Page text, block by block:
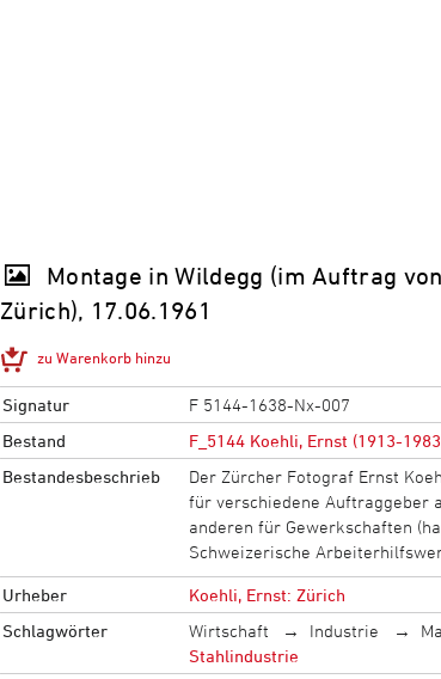
Montage in Wildegg (im Auftrag
Zürich), 17.06.1961
zu Warenkorb hinzu
Signatur
F 5144-1638-Nx-007
Bestand
F_5144 Koehli, Ernst (1913-
Bestandesbeschrieb
Der Zürcher Fotograf Ernst
für verschiedene Auftraggeber
anderen für Gewerkschaften
Schweizerische
Urheber
Koehli, Ernst: Zürich
Schlagwörter
Wirtschaft Industrie
Stahlindustrie